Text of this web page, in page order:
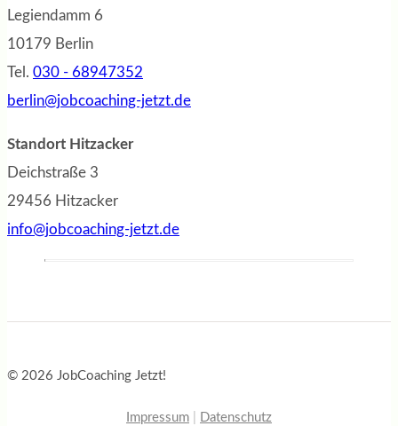
Legiendamm 6
10179 Berlin
Tel. 030 - 68947352
berlin@jobcoaching-jetzt.de
Standort Hitzacker
Deichstraße 3
29456 Hitzacker
info@jobcoaching-jetzt.de
© 2026 JobCoaching Jetzt!
Impressum Datenschutz